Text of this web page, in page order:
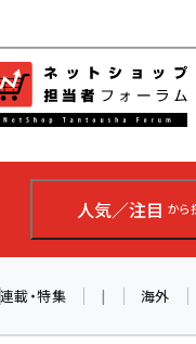
人気／注目 から
連載・特集 | 海外